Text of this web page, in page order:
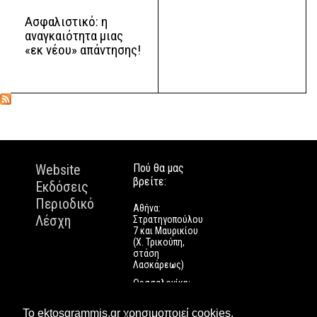
Το ektosgrammis.gr χρησιμοποιεί cookies.
Ασφαλιστικό: η
αναγκαιότητα μιας
«εκ νέου» απάντησης!
Website
Εκδόσεις
Περιοδικό
Λέσχη
Πού θα μας
βρείτε:
Αθήνα:
Στρατηγοπούλου
7 και Μαυρικίου
(Χ. Τρικούπη,
στάση
Λασκάρεως)
Θεσσαλονίκη:
Πάτρα: Τριών